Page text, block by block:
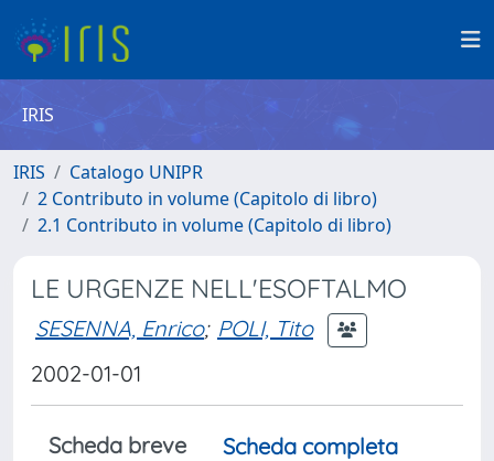
IRIS
IRIS
Catalogo UNIPR
2 Contributo in volume (Capitolo di libro)
2.1 Contributo in volume (Capitolo di libro)
LE URGENZE NELL'ESOFTALMO
SESENNA, Enrico; POLI, Tito
2002-01-01
Scheda breve
Scheda completa